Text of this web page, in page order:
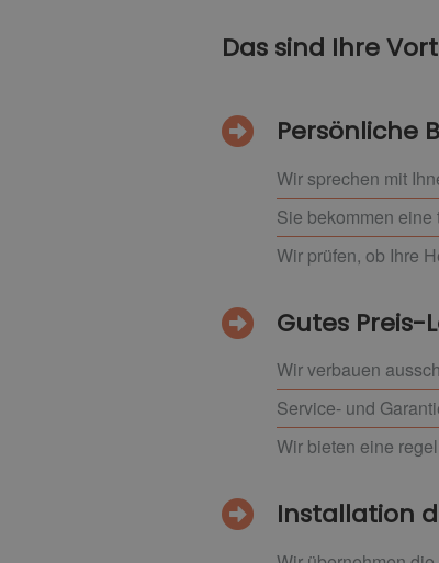
Das sind Ihre
Persönliche
Wir sprechen mit
Sie bekommen
Wir prüfen, ob Ihre
Gutes
Wir verbauen
Service- und
Wir bieten eine
Installation